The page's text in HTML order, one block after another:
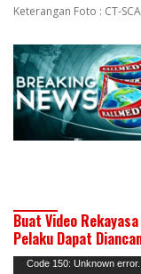
Keterangan Foto : CT-
Buat Video
Pelaku Dapat
Pemutar
Code 150: Unknown error.